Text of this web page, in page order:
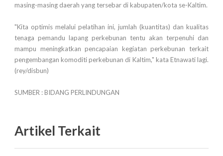
masing-masing daerah yang tersebar di kabupaten/kota se-Kaltim.
"Kita optimis melalui pelatihan ini, jumlah (kuantitas) dan kualitas
tenaga pemandu lapang perkebunan tentu akan terpenuhi dan
mampu meningkatkan pencapaian kegiatan perkebunan terkait
pengembangan komoditi perkebunan di Kaltim," kata Etnawati lagi.
(rey/disbun)
SUMBER : BIDANG PERLINDUNGAN
Artikel Terkait